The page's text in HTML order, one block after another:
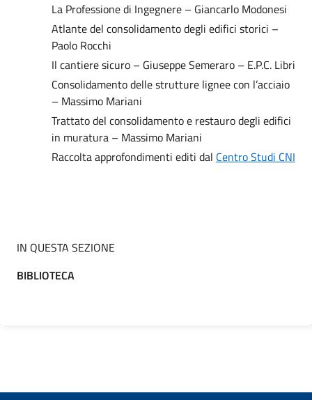
La Professione di Ingegnere – Giancarlo Modonesi
Atlante del consolidamento degli edifici storici –
Paolo Rocchi
Il cantiere sicuro – Giuseppe Semeraro – E.P.C. Libri
Consolidamento delle strutture lignee con l’acciaio
– Massimo Mariani
Trattato del consolidamento e restauro degli edifici
in muratura – Massimo Mariani
Raccolta approfondimenti editi dal Centro Studi CNI
IN QUESTA SEZIONE
BIBLIOTECA